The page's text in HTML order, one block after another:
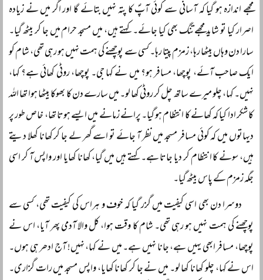
مجھے اندازہ ہو گیا کہ آسانی سے کوئی آپؐ کا پتہ نہیں بتائے گا اور اگر میں نے زیادہ
اصرار کیا تو شاید مجھے تنگ بھی کیا جائے۔ کہتے ہیں، میں مسجد حرام میں جا کر بیٹھ گیا۔
سارا دن وہاں بیٹھا رہا، زمزم پیتا رہا۔ کسی سے پوچھنے کی ہمت نہیں ہو رہی تھی، شام کو
ایک صاحب آئے، پوچھا، مسافر ہو؟ میں نے کہا جی۔ پوچھا، روٹی کھائی ہے؟ کہا،
نہیں۔ کہا، چلو میرے ساتھ چل کر روٹی کھا لو۔ میں سارے دن کا بھوکا بیٹھا ہوا تھا اللہ
کا شکر ادا کیا کہ کھانے کا انتظام ہو گیا۔ پرانے زمانے میں ایسے ہوتا تھا، خاص طور پر
دیہاتوں میں کہ کوئی مسافر مسجد میں نظر آ جائے تو اسے گھر لے جا کر کھانا کھلا دیتے
ہیں، سونے کا انتظام کر دیا جاتا ہے۔ کہتے ہیں میں گیا، کھانا کھایا اور واپس آ کر اسی
جگہ زمزم کے پاس بیٹھ گیا۔
دوسرا دن بھی اسی کیفیت میں گزر گیا کہ خوف و ہراس کی کیفیت تھی، کسی سے
پوچھنے کی ہمت نہیں ہو رہی تھی۔ شام کا وقت ہوا، کل والا آدمی پھر آیا، اس نے
پوچھا، مسافر ابھی یہیں ہے، جانا نہیں ہے۔ میں نے کہا، نہیں! آج ادھر ہی ہوں۔
اس نے کہا، چلو کھانا کھا لو۔ میں نے جا کر کھانا کھایا، واپس مسجد میں رات گزاری۔